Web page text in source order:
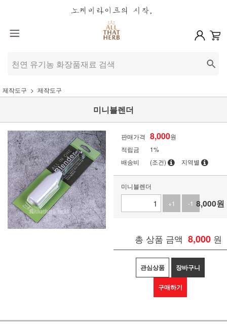
제작도구 제작도구
미니블렌더
판매가격 8,000원
적립금
1%
배송비
(조건) 지역별
미니블렌더
+1
-1 8,000원
총 상품 금액 8,000 원
관심상품 장바구니
구매하기